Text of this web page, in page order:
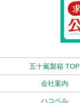
五十嵐製箱 TOP
会社案内
ハコベル